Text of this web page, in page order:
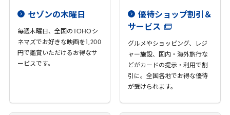
セゾンの木曜日
毎週木曜日、全国の TOHOシ
ネマズでお好きな映画を
,200
円で鑑賞いただけるお得なサ
ービスです。
優待ショップ割引＆
サービス
グルメやショッピング、レジ
ャー施設、国内・海外旅行な
どがカードの提示・利用で割
引に。全国各地でお得な優待
が受けられます。